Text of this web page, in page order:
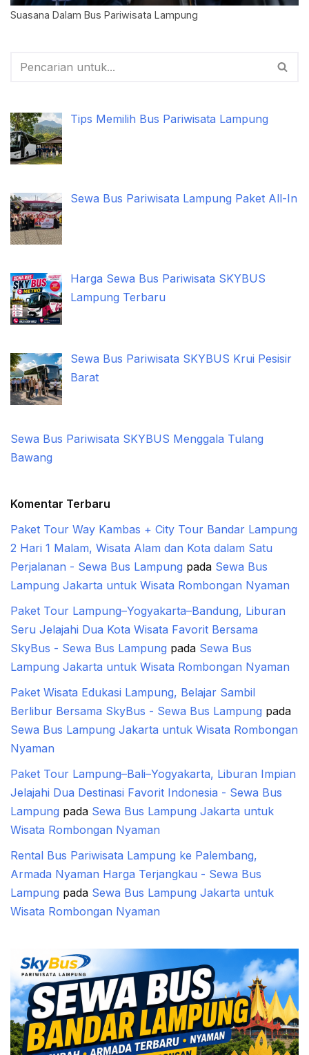
Suasana Dalam Bus Pariwisata Lampung
Tips Memilih Bus Pariwisata Lampung
Sewa Bus Pariwisata Lampung Paket All-In
Harga Sewa Bus Pariwisata SKYBUS
Lampung Terbaru
Sewa Bus Pariwisata SKYBUS Krui Pesisir
Barat
Sewa Bus Pariwisata SKYBUS Menggala Tulang
Bawang
Komentar Terbaru
Paket Tour Way Kambas + City Tour Bandar Lampung
2 Hari 1 Malam, Wisata Alam dan Kota dalam Satu
Perjalanan - Sewa Bus Lampung pada Sewa Bus
Lampung Jakarta untuk Wisata Rombongan Nyaman
Paket Tour Lampung–Yogyakarta–Bandung, Liburan
Seru Jelajahi Dua Kota Wisata Favorit Bersama
SkyBus - Sewa Bus Lampung pada Sewa Bus
Lampung Jakarta untuk Wisata Rombongan Nyaman
Paket Wisata Edukasi Lampung, Belajar Sambil
Berlibur Bersama SkyBus - Sewa Bus Lampung pada
Sewa Bus Lampung Jakarta untuk Wisata Rombongan
Nyaman
Paket Tour Lampung–Bali–Yogyakarta, Liburan Impian
Jelajahi Dua Destinasi Favorit Indonesia - Sewa Bus
Lampung pada Sewa Bus Lampung Jakarta untuk
Wisata Rombongan Nyaman
Rental Bus Pariwisata Lampung ke Palembang,
Armada Nyaman Harga Terjangkau - Sewa Bus
Lampung pada Sewa Bus Lampung Jakarta untuk
Wisata Rombongan Nyaman